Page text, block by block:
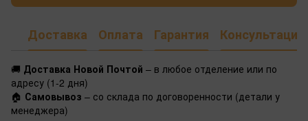
Доставка Оплата Гарантия Консультация
🚚 Доставка Новой Почтой – в любое отделение или по
адресу (1-2 дня)
🏠 Самовывоз – со склада по договоренности (детали у
менеджера)